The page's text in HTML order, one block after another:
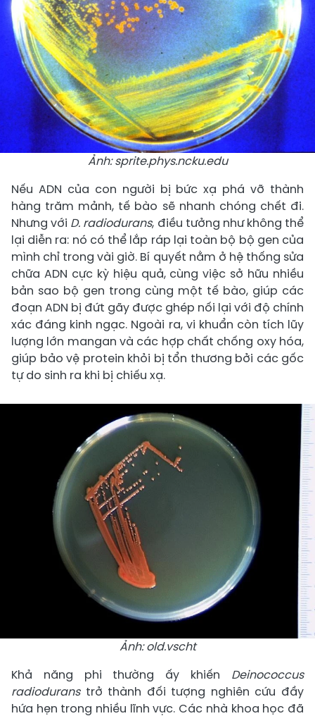
Ảnh: sprite.phys.ncku.edu
Nếu ADN của con người bị bức xạ phá vỡ thành
hàng trăm mảnh, tế bào sẽ nhanh chóng chết đi.
Nhưng với D. radiodurans, điều tưởng như không thể
lại diễn ra: nó có thể lắp ráp lại toàn bộ bộ gen của
mình chỉ trong vài giờ. Bí quyết nằm ở hệ thống sửa
chữa ADN cực kỳ hiệu quả, cùng việc sở hữu nhiều
bản sao bộ gen trong cùng một tế bào, giúp các
đoạn ADN bị đứt gãy được ghép nối lại với độ chính
xác đáng kinh ngạc. Ngoài ra, vi khuẩn còn tích lũy
lượng lớn mangan và các hợp chất chống oxy hóa,
giúp bảo vệ protein khỏi bị tổn thương bởi các gốc
tự do sinh ra khi bị chiếu xạ.
Ảnh: old.vscht
Khả năng phi thường ấy khiến Deinococcus
radioduranstrở thành đối tượng nghiên cứu đầy
hứa hẹn trong nhiều lĩnh vực. Các nhà khoa học đã